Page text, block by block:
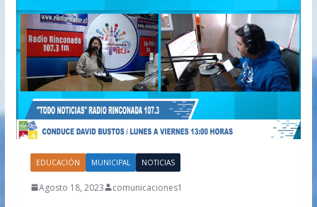
EDUCACIÓN MUNICIPAL NOTICIAS
Agosto 18, 2023 comunicaciones1